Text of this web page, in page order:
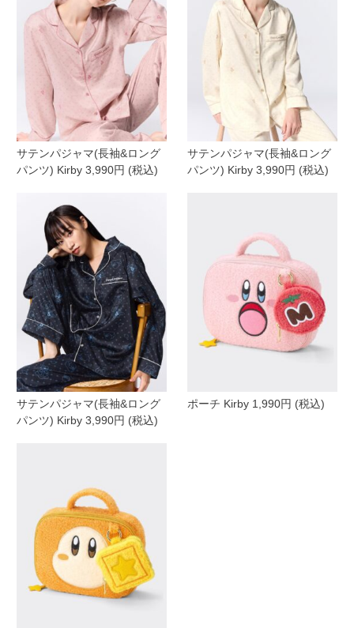
サテンパジャマ(長袖&ロング
パンツ) Kirby 3,990円 (税込)
サテンパジャマ(長袖&ロング
パンツ) Kirby 3,990円 (税込)
サテンパジャマ(長袖&ロング
パンツ) Kirby 3,990円 (税込)
ポーチ Kirby 1,990円 (税込)